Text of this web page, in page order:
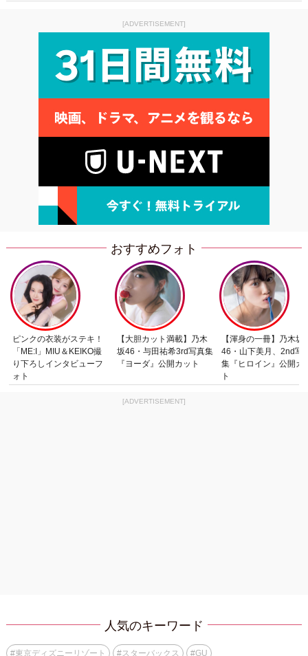
[ADVERTISEMENT]
おすすめフォト
ピンクの衣装がステキ！
「ME:I」MIU＆KEIKO撮
り下ろしインタビューフ
ォト
【大胆カット満載】乃木
坂46・与田祐希3rd写真集
『ヨーダ』公開カット
【渾身の一冊】乃木坂
46・山下美月、2nd写
集『ヒロイン』公開カ
ト
[ADVERTISEMENT]
人気のキーワード
#東京ディズニーリゾート #スターバックス #GU